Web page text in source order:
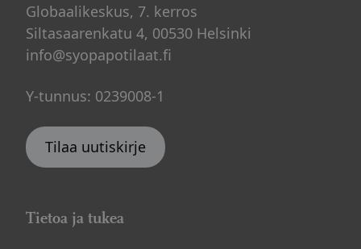
Globaalikeskus, 7. kerros
Siltasaarenkatu 4, 00530 Helsinki
info@syopapotilaat.fi
Y-tunnus: 0239008-1
Tilaa uutiskirje
Tietoa ja tukea